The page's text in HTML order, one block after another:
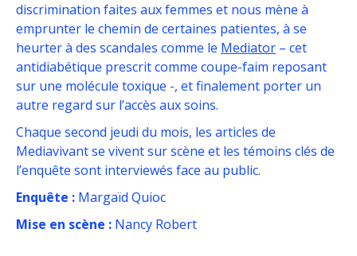
discrimination faites aux femmes et nous mène à
emprunter le chemin de certaines patientes, à se
heurter à des scandales comme le Mediator – cet
antidiabétique prescrit comme coupe-faim reposant
sur une molécule toxique -, et finalement porter un
autre regard sur l’accès aux soins.
Chaque second jeudi du mois, les articles de
Mediavivant se vivent sur scène et les témoins clés de
l’enquête sont interviewés face au public.
Enquête : Margaïd Quioc
Mise en scène : Nancy Robert